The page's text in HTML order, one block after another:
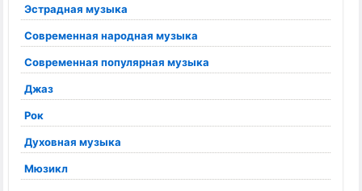
Эстрадная музыка
Современная народная музыка
Современная популярная музыка
Джаз
Рок
Духовная музыка
Мюзикл